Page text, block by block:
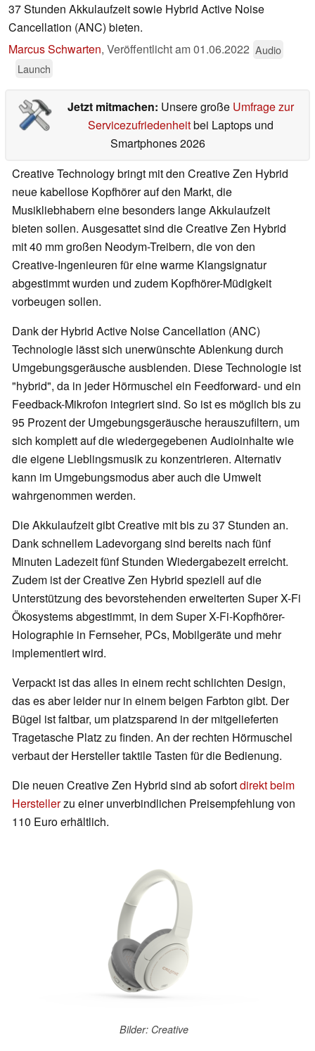
37 Stunden Akkulaufzeit sowie Hybrid Active Noise
Cancellation (ANC) bieten.
Marcus Schwarten, Veröffentlicht am01.06.2022 Audio
Launch
Jetzt mitmachen: Unsere große Umfrage zur
Servicezufriedenheitbei Laptops und
Smartphones 2026
Creative Technology bringt mit den Creative Zen Hybrid
neue kabellose Kopfhörer auf den Markt, die
Musikliebhabern eine besonders lange Akkulaufzeit
bieten sollen. Ausgesattet sind die Creative Zen Hybrid
mit 40 mm großen Neodym-Treibern, die von den
Creative-Ingenieuren für eine warme Klangsignatur
abgestimmt wurden und zudem Kopfhörer-Müdigkeit
vorbeugen sollen.
Dank der Hybrid Active Noise Cancellation (ANC)
Technologie lässt sich unerwünschte Ablenkung durch
Umgebungsgeräusche ausblenden. Diese Technologie ist
"hybrid", da in jeder Hörmuschel ein Feedforward- und ein
Feedback-Mikrofon integriert sind. So ist es möglich bis zu
95 Prozent der Umgebungsgeräusche herauszufiltern, um
sich komplett auf die wiedergegebenen Audioinhalte wie
die eigene Lieblingsmusik zu konzentrieren. Alternativ
kann im Umgebungsmodus aber auch die Umwelt
wahrgenommen werden.
Die Akkulaufzeit gibt Creative mit bis zu 37 Stunden an.
Dank schnellem Ladevorgang sind bereits nach fünf
Minuten Ladezeit fünf Stunden Wiedergabezeit erreicht.
Zudem ist der Creative Zen Hybrid speziell auf die
Unterstützung des bevorstehenden erweiterten Super X-Fi
Ökosystems abgestimmt, in dem Super X-Fi-Kopfhörer-
Holographie in Fernseher, PCs, Mobilgeräte und mehr
implementiert wird.
Verpackt ist das alles in einem recht schlichten Design,
das es aber leider nur in einem beigen Farbton gibt. Der
Bügel ist faltbar, um platzsparend in der mitgelieferten
Tragetasche Platz zu finden. An der rechten Hörmuschel
verbaut der Hersteller taktile Tasten für die Bedienung.
Die neuen Creative Zen Hybrid sind ab sofortdirekt beim
Herstellerzu einer unverbindlichen Preisempfehlung von
110 Euro erhältlich.
Bilder: Creative